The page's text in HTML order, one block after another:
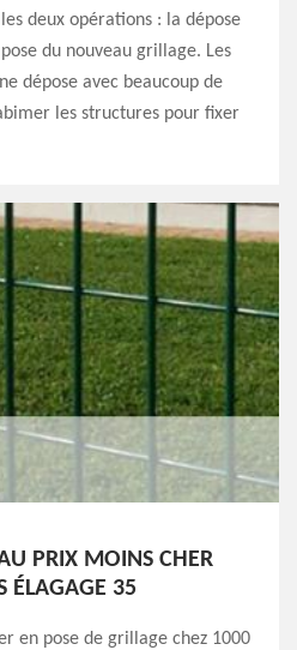
deux opérations : la dépose
du nouveau grillage. Les
dépose avec beaucoup de
les structures pour fixer
PRIX MOINS CHER
ÉLAGAGE 35
en pose de grillage chez 1000